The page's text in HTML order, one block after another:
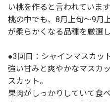
い桃を作ると言われています
桃の中でも、8月上旬～9月
が柔らかくなる品種を厳選
●3回目：シャインマスカッ
強い甘みと爽やかなマスカ
スカット。
果肉がしっかりしていて食